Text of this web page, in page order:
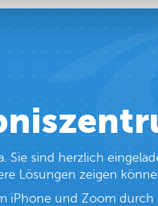
Sie sind herzlich
Lösungen zeigen
iPhone und Zoom durch